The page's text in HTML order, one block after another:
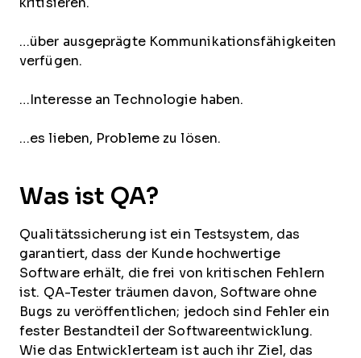
kritisieren.
…über ausgeprägte Kommunikationsfähigkeiten
verfügen.
…Interesse an Technologie haben.
…es lieben, Probleme zu lösen.
Was ist QA?
Qualitätssicherung ist ein Testsystem, das
garantiert, dass der Kunde hochwertige
Software erhält, die frei von kritischen Fehlern
ist. QA-Tester träumen davon, Software ohne
Bugs zu veröffentlichen; jedoch sind Fehler ein
fester Bestandteil der Softwareentwicklung.
Wie das Entwicklerteam ist auch ihr Ziel, das